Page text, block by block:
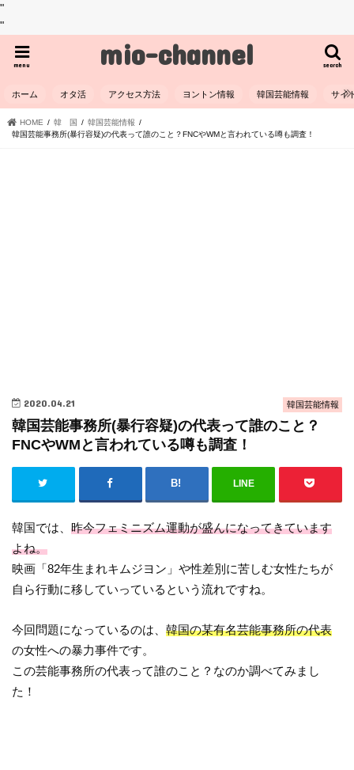
"
"
mio-channel search
menu
ホーム オタ活 アクセス方法 ヨントン情報 韓国芸能情報 サイ
HOME 韓 国
韓国芸能情報
韓国芸能事務所(暴行容疑)の代表って誰のこと？FNCやWMと言われている噂も調査！
韓国芸能情報
2020.04.21
韓国芸能事務所(暴行容疑)の代表って誰のこと？
FNCやWMと言われている噂も調査！
LINE
韓国では、昨今フェミニズム運動が盛んになってきています
よね。
映画「82年生まれキムジヨン」や性差別に苦しむ女性たちが
自ら行動に移していっているという流れですね。
今回問題になっているのは、韓国の某有名芸能事務所の代表
の女性への暴力事件です。
この芸能事務所の代表って誰のこと？なのか調べてみまし
た！